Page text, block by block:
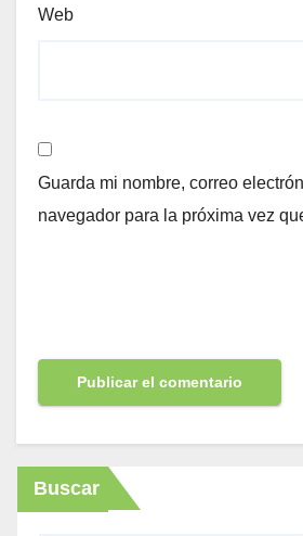
Web
Guarda mi nombre, correo
navegador para la próxima vez
Buscar